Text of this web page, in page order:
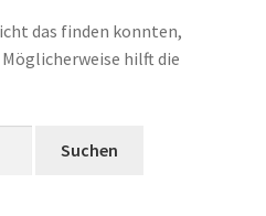
das finden konnten,
hilft die